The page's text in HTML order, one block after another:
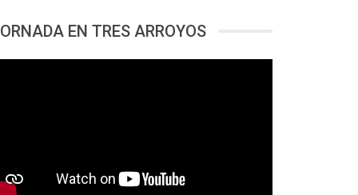
EN TRES ARROYOS